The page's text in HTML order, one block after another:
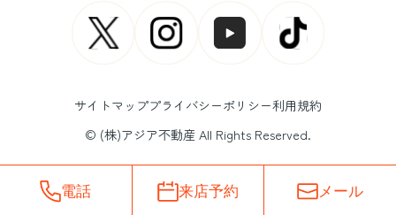
サイトマッププライバシーポリシー利用規約
© (株)アジア不動産 All Rights Reserved.
電話 来店予約 メール